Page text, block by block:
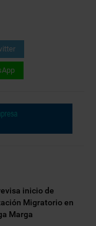
inicio de
Migratorio en
Marga